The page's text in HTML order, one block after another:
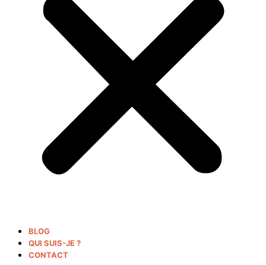
BLOG
QUI SUIS-JE ?
CONTACT